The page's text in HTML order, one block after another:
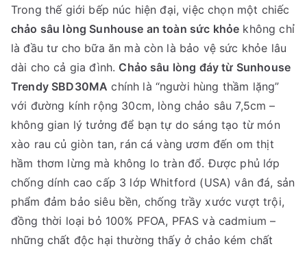
Trong thế giới bếp núc hiện đại, việc chọn một chiếc
chảo sâu lòng Sunhouse an toàn sức khỏe không chỉ
là đầu tư cho bữa ăn mà còn là bảo vệ sức khỏe lâu
dài cho cả gia đình. Chảo sâu lòng đáy từ Sunhouse
Trendy SBD30MA chính là “người hùng thầm lặng”
với đường kính rộng 30cm, lòng chảo sâu 7,5cm –
không gian lý tưởng để bạn tự do sáng tạo từ món
xào rau củ giòn tan, rán cá vàng ươm đến om thịt
hầm thơm lừng mà không lo tràn đổ. Được phủ lớp
chống dính cao cấp 3 lớp Whitford (USA) vân đá, sản
phẩm đảm bảo siêu bền, chống trầy xước vượt trội,
đồng thời loại bỏ 100% PFOA, PFAS và cadmium –
những chất độc hại thường thấy ở chảo kém chất